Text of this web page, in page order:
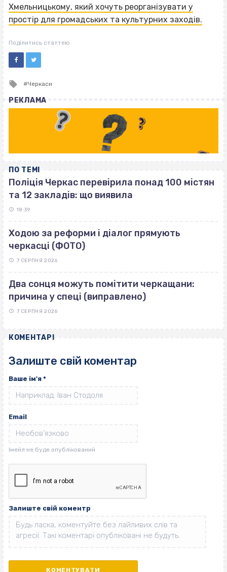
Хмельницькому, який хочуть реорганізувати у
простір для громадських та культурних заходів.
Поділитись статтею
Tagged
Черкаси
РЕКЛАМА
ПО ТЕМІ
Поліція Черкас перевірила понад 100 містян
та 12 закладів: що виявила
18:39
Ходою за реформи і діалог прямують
черкасці (ФОТО)
7 СЕРПНЯ 2026
Два сонця можуть помітити черкащани:
причина у спеці (виправлено)
7 СЕРПНЯ 2026
КОМЕНТАРІ
Залиште свій коментар
Ваше ім'я *
Email
Залиште свій коментр